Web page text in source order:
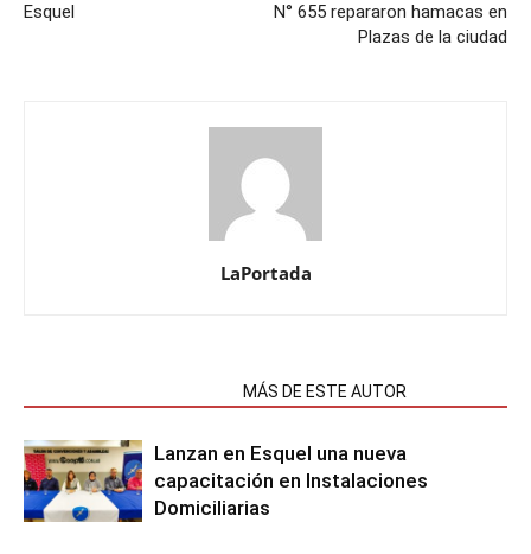
Esquel
N° 655 repararon hamacas en
Plazas de la ciudad
LaPortada
MÁS DE ESTE AUTOR
Lanzan en Esquel una nueva
capacitación en Instalaciones
Domiciliarias